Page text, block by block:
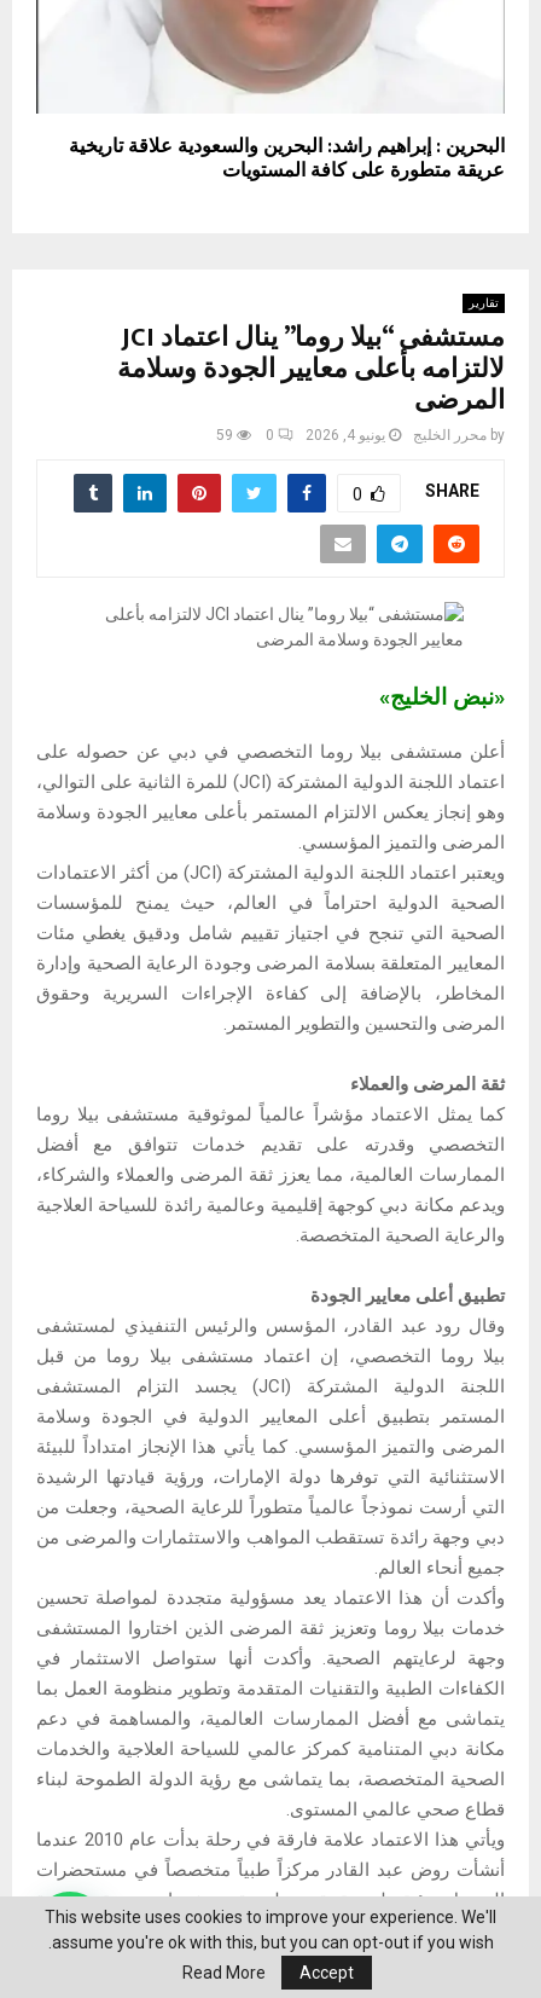
البحرين : إبراهيم راشد: البحرين والسعودية علاقة تاريخية
عريقة متطورة على كافة المستويات
تقارير
مستشفى “بيلا روما” ينال اعتماد JCI
لالتزامه بأعلى معايير الجودة وسلامة
المرضى
by محرر الخليج يونيو 4, 2026 0
59
SHARE
0
«نبض الخليج»
أعلن مستشفى بيلا روما التخصصي في دبي عن حصوله على
اعتماد اللجنة الدولية المشتركة (JCI) للمرة الثانية على التوالي،
وهو إنجاز يعكس الالتزام المستمر بأعلى معايير الجودة وسلامة
المرضى والتميز المؤسسي.
ويعتبر اعتماد اللجنة الدولية المشتركة (JCI) من أكثر الاعتمادات
الصحية الدولية احتراماً في العالم، حيث يمنح للمؤسسات
الصحية التي تنجح في اجتياز تقييم شامل ودقيق يغطي مئات
المعايير المتعلقة بسلامة المرضى وجودة الرعاية الصحية وإدارة
المخاطر، بالإضافة إلى كفاءة الإجراءات السريرية وحقوق
المرضى والتحسين والتطوير المستمر.
ثقة المرضى والعملاء
كما يمثل الاعتماد مؤشراً عالمياً لموثوقية مستشفى بيلا روما
التخصصي وقدرته على تقديم خدمات تتوافق مع أفضل
الممارسات العالمية، مما يعزز ثقة المرضى والعملاء والشركاء،
ويدعم مكانة دبي كوجهة إقليمية وعالمية رائدة للسياحة العلاجية
والرعاية الصحية المتخصصة.
تطبيق أعلى معايير الجودة
وقال رود عبد القادر، المؤسس والرئيس التنفيذي لمستشفى
بيلا روما التخصصي، إن اعتماد مستشفى بيلا روما من قبل
اللجنة الدولية المشتركة (JCI) يجسد التزام المستشفى
المستمر بتطبيق أعلى المعايير الدولية في الجودة وسلامة
المرضى والتميز المؤسسي. كما يأتي هذا الإنجاز امتداداً للبيئة
الاستثنائية التي توفرها دولة الإمارات، ورؤية قيادتها الرشيدة
التي أرست نموذجاً عالمياً متطوراً للرعاية الصحية، وجعلت من
دبي وجهة رائدة تستقطب المواهب والاستثمارات والمرضى من
جميع أنحاء العالم.
وأكدت أن هذا الاعتماد يعد مسؤولية متجددة لمواصلة تحسين
خدمات بيلا روما وتعزيز ثقة المرضى الذين اختاروا المستشفى
وجهة لرعايتهم الصحية. وأكدت أنها ستواصل الاستثمار في
الكفاءات الطبية والتقنيات المتقدمة وتطوير منظومة العمل بما
يتماشى مع أفضل الممارسات العالمية، والمساهمة في دعم
مكانة دبي المتنامية كمركز عالمي للسياحة العلاجية والخدمات
الصحية المتخصصة، بما يتماشى مع رؤية الدولة الطموحة لبناء
قطاع صحي عالمي المستوى.
ويأتي هذا الاعتماد علامة فارقة في رحلة بدأت عام 2010 عندما
أنشأت روض عبد القادر مركزاً طبياً متخصصاً في مستحضرات
التجميل برؤية طموحة تقوم على تقديم خدمات صحية متطورة
وفق أعلى المعايير العالمية.
ومع النمو المستمر والتوسع في الخدمات والتخصصات، تحول
المركز في عام 2018 إلى مستشفى تخصصي متكامل، وأصبح
This website uses cookies to improve your experience. We'll
assume you're ok with this, but you can opt-out if you wish.
Accept
Read More